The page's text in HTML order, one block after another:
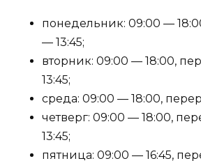
понедельник: 09:00 —
— 13:45;
вторник: 09:00 — 18:00,
13:45;
среда: 09:00 — 18:00,
четверг: 09:00 — 18:00,
13:45;
пятница: 09:00 — 16:45,